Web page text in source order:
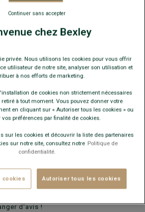
Guide des tailles
?
AJOUTER AU PANIER
en magasin
d'avis !
chez Bexley
privée. Nous utilisons les cookies pour vous offrir
utilisateur de notre site, analyser son utilisation et
à nos efforts de marketing.
de cookies non strictement nécessaires
retiré à tout moment. Vous pouvez donner votre
en cliquant sur « Autoriser tous les cookies » ou
vos préférences par finalité de cookies.
sur les cookies et découvrir la liste des partenaires
sur notre site, consultez notre Politique de
confidentialité.
cookies Autoriser tous les cookies
Continuer sans accepter